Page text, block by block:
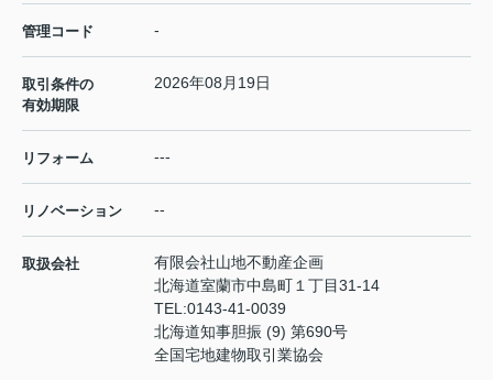
管理コード -
取引条件の
有効期限
2026年08月19日
リフォーム ---
リノベーション --
取扱会社
有限会社山地不動産企画
北海道室蘭市中島町１丁目31-14
TEL:0143-41-0039
北海道知事胆振 (9) 第690号
全国宅地建物取引業協会